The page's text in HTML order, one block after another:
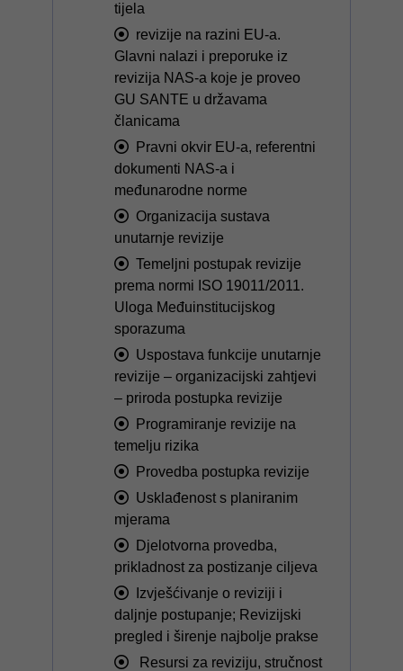
tijela
revizije na razini EU-a.
Glavni nalazi i preporuke iz
revizija NAS-a koje je proveo
GU SANTE u državama
članicama
Pravni okvir EU-a, referentni
dokumenti NAS-a i
međunarodne norme
Organizacija sustava
unutarnje revizije
Temeljni postupak revizije
prema normi ISO 19011/2011.
Uloga Međuinstitucijskog
sporazuma
Uspostava funkcije unutarnje
revizije – organizacijski zahtjevi
– priroda postupka revizije
Programiranje revizije na
temelju rizika
Provedba postupka revizije
Usklađenost s planiranim
mjerama
Djelotvorna provedba,
prikladnost za postizanje ciljeva
Izvješćivanje o reviziji i
daljnje postupanje; Revizijski
pregled i širenje najbolje prakse
Resursi za reviziju, stručnost